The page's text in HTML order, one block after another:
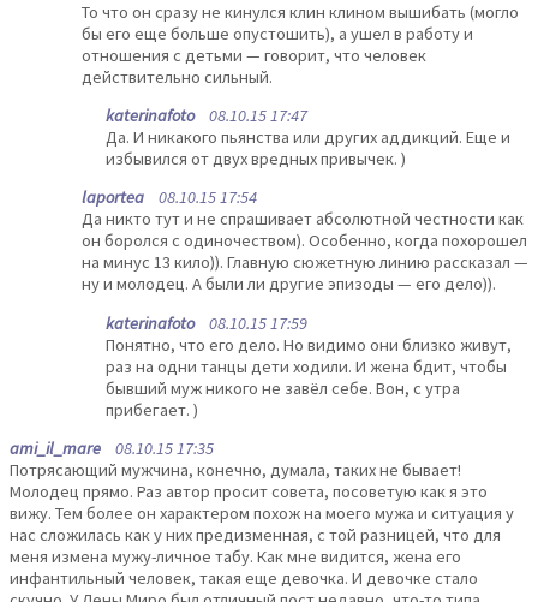
То что он сразу не кинулся клин клином вышибать (могло
бы его еще больше опустошить), а ушел в работу и
отношения с детьми — говорит, что человек
действительно сильный.
katerinafoto08.10.15 17:47
Да. И никакого пьянства или других аддикций. Еще и
избывился от двух вредных привычек. )
laportea 08.10.15 17:54
Да никто тут и не спрашивает абсолютной честности как
он боролся с одиночеством). Особенно, когда похорошел
на минус 13 кило)). Главную сюжетную линию рассказал —
ну и молодец. А были ли другие эпизоды — его дело)).
katerinafoto08.10.15 17:59
Понятно, что его дело. Но видимо они близко живут,
раз на одни танцы дети ходили. И жена бдит, чтобы
бывший муж никого не завёл себе. Вон, с утра
прибегает. )
ami_il_mare 08.10.15 17:35
Потрясающий мужчина, конечно, думала, таких не бывает!
Молодец прямо. Раз автор просит совета, посоветую как я это
вижу. Тем более он характером похож на моего мужа и ситуация у
нас сложилась как у них предизменная, с той разницей, что для
меня измена мужу-личное табу. Как мне видится, жена его
инфантильный человек, такая еще девочка. И девочке стало